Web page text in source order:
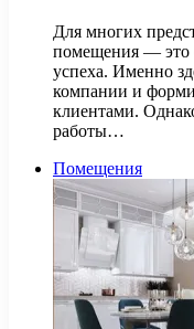
Для многих
помещения — это
успеха. Именно
компании и
клиентами.
работы…
Помещения